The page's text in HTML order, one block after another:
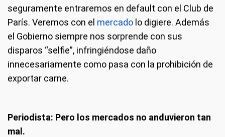
seguramente entraremos en default con el Club de
París. Veremos con el mercado lo digiere. Además
el Gobierno siempre nos sorprende con sus
disparos “selfie”, infringiéndose daño
innecesariamente como pasa con la prohibición de
exportar carne.
Periodista: Pero los mercados no anduvieron tan
mal.